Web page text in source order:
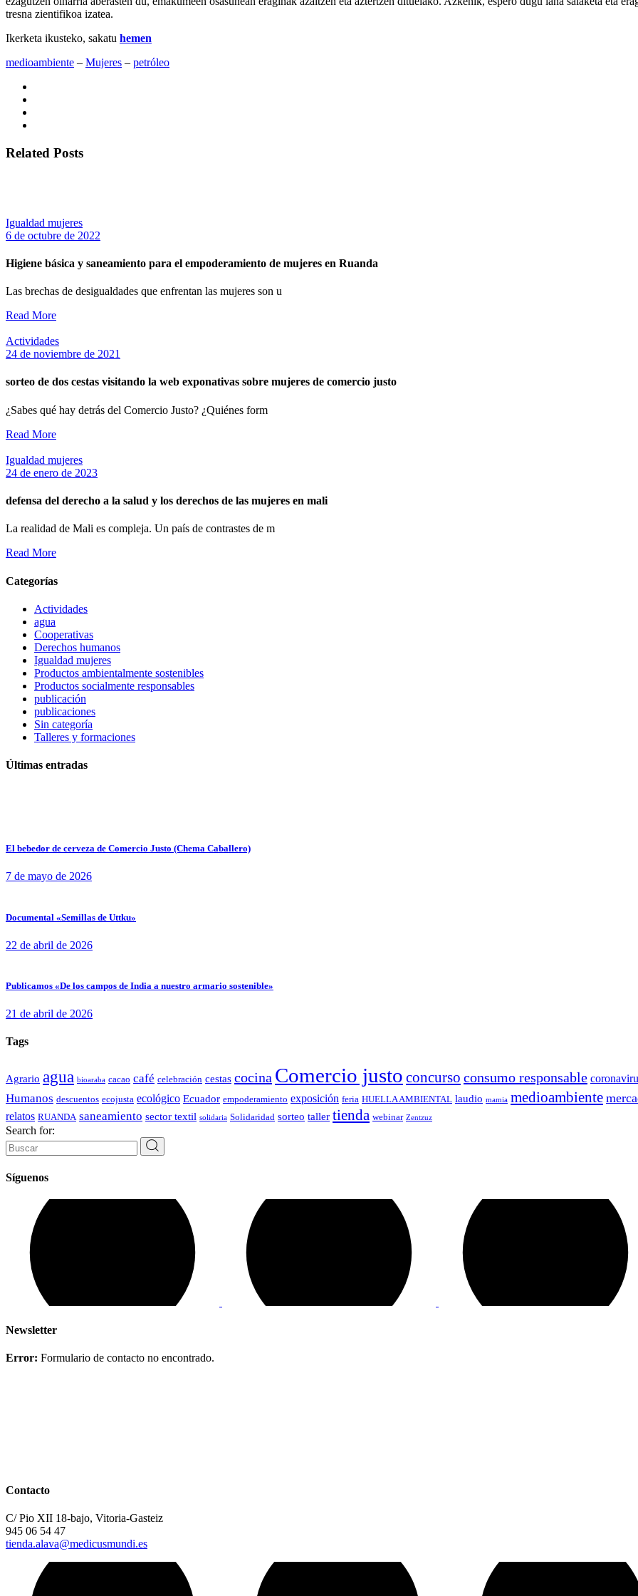
tresna zientifikoa izatea.
Ikerketa ikusteko, sakatu hemen
medioambiente ‒ Mujeres ‒ petróleo
Related Posts
Igualdad mujeres
6 de octubre de 2022
Higiene básica y saneamiento para el empoderamiento de mujeres en Ruanda
Las brechas de desigualdades que enfrentan las mujeres son u
Read More
Actividades
24 de noviembre de 2021
sorteo de dos cestas visitando la web exponativas sobre mujeres de comercio justo
¿Sabes qué hay detrás del Comercio Justo? ¿Quiénes form
Read More
Igualdad mujeres
24 de enero de 2023
defensa del derecho a la salud y los derechos de las mujeres en mali
La realidad de Mali es compleja. Un país de contrastes de m
Read More
Categorías
Actividades
agua
Cooperativas
Derechos humanos
Igualdad mujeres
Productos ambientalmente sostenibles
Productos socialmente responsables
publicación
publicaciones
Sin categoría
Talleres y formaciones
Últimas entradas
El bebedor de cerveza de Comercio Justo (Chema Caballero)
7 de mayo de 2026
Documental «Semillas de Uttku»
22 de abril de 2026
Publicamos «De los campos de India a nuestro armario sostenible»
21 de abril de 2026
Tags
Agrario agua bioaraba cacao café celebración cestas cocina Comercio justo concurso consumo responsable
Humanos descuentos ecojusta ecológico Ecuador empoderamiento exposición feria HUELLA AMBIENTAL laudio mamia medioambiente
relatos RUANDA saneamiento sector textil solidaria Solidaridad sorteo taller tienda webinar Zentzuz
Search for:
Síguenos
Newsletter
Error: Formulario de contacto no encontrado.
Contacto
C/ Pio XII 18-bajo, Vitoria-Gasteiz
945 06 54 47
tienda.alava@medicusmundi.es